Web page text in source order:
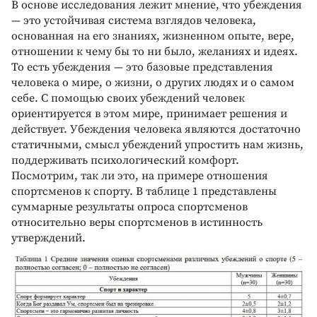
В основе исследования лежит мнение, что убеждения
— это устойчивая система взглядов человека,
основанная на его знаниях, жизненном опыте, вере,
отношении к чему бы то ни было, желаниях и идеях.
То есть убеждения — это базовые представления
человека о мире, о жизни, о других людях и о самом
себе. С помощью своих убеждений человек
ориентируется в этом мире, принимает решения и
действует. Убеждения человека являются достаточно
статичными, смысл убеждений упростить нам жизнь,
поддерживать психологический комфорт.
Посмотрим, так ли это, на примере отношения
спортсменов к спорту. В таблице 1 представлены
суммарные результаты опроса спортсменов
относительно веры спортсменов в истинность
утверждений.